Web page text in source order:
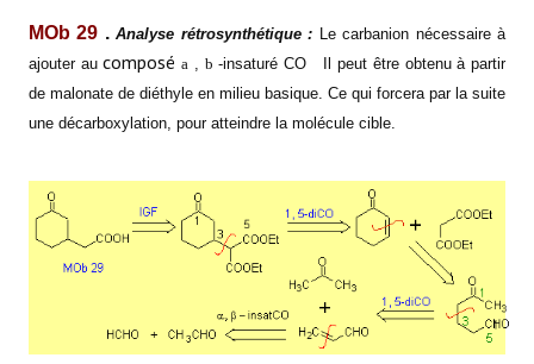
MOb 29 . Analyse rétrosynthétique : Le carbanion nécessaire à
ajouter aucomposéa b -insaturé CO
Il peut être obtenu à partir
de malonate de diéthyle en milieu basique. Ce qui forcera par la suite
une décarboxylation, pour atteindre la molécule cible.